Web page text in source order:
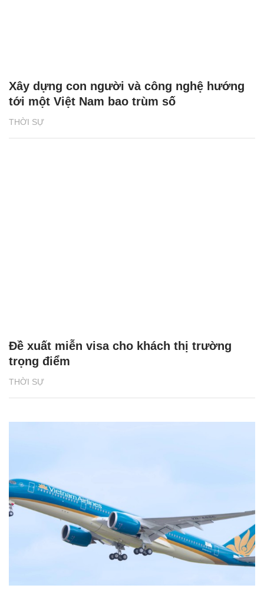
THỜI SỰ
Xây dựng con người và công nghệ hướng
tới một Việt Nam bao trùm số
THỜI SỰ
Đề xuất miễn visa cho khách thị trường
trọng điểm